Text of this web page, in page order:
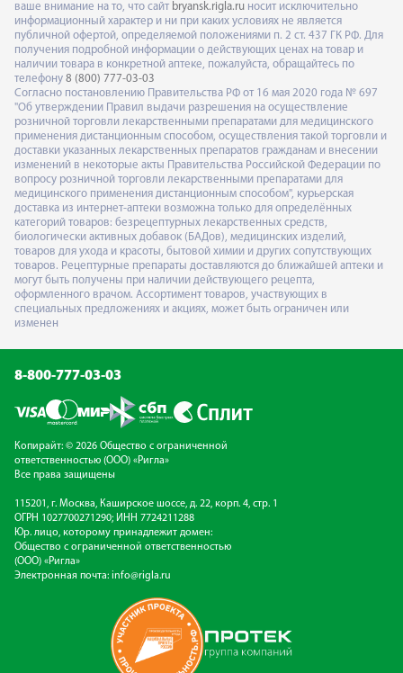
ваше внимание на то, что сайт bryansk.rigla.ru носит исключительно
информационный характер и ни при каких условиях не является
публичной офертой, определяемой положениями п. 2 ст. 437 ГК РФ. Для
получения подробной информации о действующих ценах на товар и
наличии товара в конкретной аптеке, пожалуйста, обращайтесь по
телефону 8 (800) 777-03-03
Согласно постановлению Правительства РФ от 16 мая 2020 года № 697
"Об утверждении Правил выдачи разрешения на осуществление
розничной торговли лекарственными препаратами для медицинского
применения дистанционным способом, осуществления такой торговли и
доставки указанных лекарственных препаратов гражданам и внесении
изменений в некоторые акты Правительства Российской Федерации по
вопросу розничной торговли лекарственными препаратами для
медицинского применения дистанционным способом", курьерская
доставка из интернет-аптеки возможна только для определённых
категорий товаров: безрецептурных лекарственных средств,
биологически активных добавок (БАДов), медицинских изделий,
товаров для ухода и красоты, бытовой химии и других сопутствующих
товаров. Рецептурные препараты доставляются до ближайшей аптеки и
могут быть получены при наличии действующего рецепта,
оформленного врачом. Ассортимент товаров, участвующих в
специальных предложениях и акциях, может быть ограничен или
изменен
8-800-777-03-03
Копирайт: © 2026 Общество с ограниченной
ответственностью (ООО) «Ригла»
Все права защищены
115201, г. Москва, Каширское шоссе, д. 22, корп. 4, стр. 1
ОГРН 1027700271290; ИНН 7724211288
Юр. лицо, которому принадлежит домен:
Общество с ограниченной ответственностью
(ООО) «Ригла»
Электронная почта: info@rigla.ru